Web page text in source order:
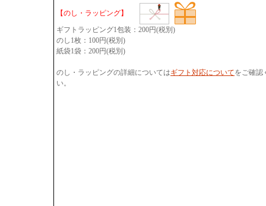
【のし・ラッピング】
ギフトラッピング1包装：200円(税別)
のし1枚：100円(税別)
紙袋1袋：200円(税別)
のし・ラッピングの詳細についてはギフト対応についてをご確認
い。